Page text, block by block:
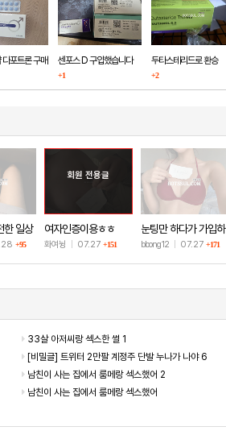
다포트론 구매
센포스 D 구입했습니다
+1
두타스테리드로 환승
+2
한 일상
+95
회원 전용글
여자인증이용ㅎㅎ
화여뉭 07.27+151
눈팅만 하다가 가입하
고 인증!
bbong12 07.27 +171
33살 아저씨랑 섹스한 썰 1
[비밀글] 트위터 2만팔 계정주 단발 누나가 나야 6
남친이 사는 집에서 룸메랑 섹스했어 2
남친이 사는 집에서 룸메랑 섹스했어